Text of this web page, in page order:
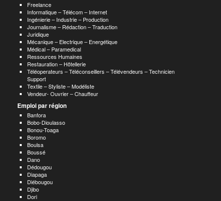
Freelance
Informatique – Télécom – Internet
Ingénierie – Industrie – Production
Journalisme – Rédaction – Traduction
Juridique
Mécanique – Electrique – Energétique
Médical – Paramedical
Ressources Humaines
Restauration – Hôtellerie
Téléoperateurs – Téléconseillers – Télévendeurs – Technicien
Support
Textile – Styliste – Modéliste
Vendeur- Ouvrier – Chauffeur
Emploi par région
Banfora
Bobo-Dioulasso
Bonou-Toaga
Boromo
Boulsa
Boussé
Dano
Dédougou
Diapaga
Diébougou
Djibo
Dori